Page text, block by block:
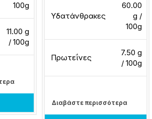
100g
11.00 g
/ 100g
Υδατάνθρακες
60.00
g /
100g
Πρωτεΐνες
7.50 g
/ 100g
Διαβάστε περισσότερα